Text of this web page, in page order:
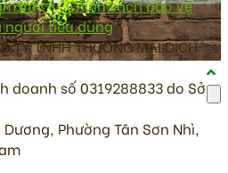
|Chính sách bảo vệ
tiêu dùng
TNHH THƯƠNG MẠI DỊCH
doanh số 0319288833 do Sở
Phường Tân Sơn Nhì,